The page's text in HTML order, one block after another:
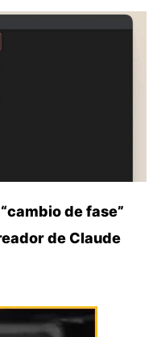
de fase”
de Claude